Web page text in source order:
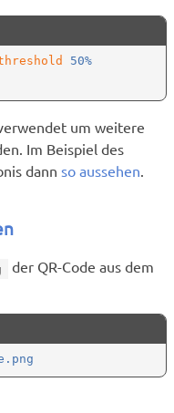
50%
um weitere
Im Beispiel des
dann so aussehen
der QR-Code aus dem